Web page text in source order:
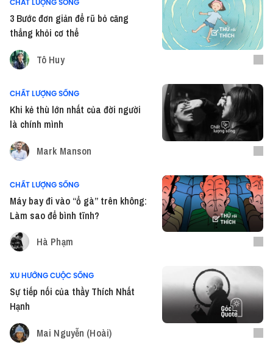
CHẤT LƯỢNG SỐNG
3 Bước đơn giản để rũ bỏ căng
thẳng khỏi cơ thể
Tô Huy
CHẤT LƯỢNG SỐNG
Khi kẻ thù lớn nhất của đời người
là chính mình
Mark Manson
CHẤT LƯỢNG SỐNG
Máy bay đi vào “ổ gà” trên không:
Làm sao để bình tĩnh?
Hà Phạm
XU HƯỚNG CUỘC SỐNG
Sự tiếp nối của thầy Thích Nhất
Hạnh
Mai Nguyễn (Hoài)